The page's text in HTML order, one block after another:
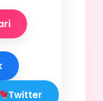
Twitter